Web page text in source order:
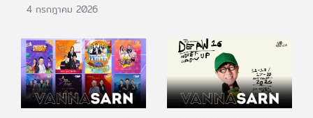
4 กรกฎาคม 2026